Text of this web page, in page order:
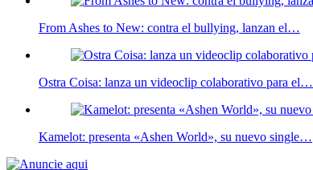
From Ashes to New: contra el bullying, lanzan el…
Ostra Coisa: lanza un videoclip colaborativo para el…
Kamelot: presenta «Ashen World», su nuevo single…